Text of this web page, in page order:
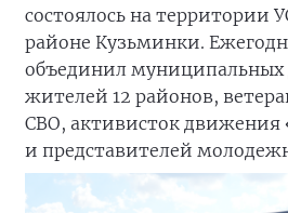
состоялось на территории
районе Кузьминки.
объединил муниципальных
жителей 12 районов,
СВО, активисток движения
и представителей